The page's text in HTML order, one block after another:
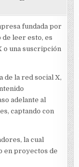
fundada por
de leer esto, es
o una suscripción
de la red social X,
adelante al
captando con
la cual
en proyectos de